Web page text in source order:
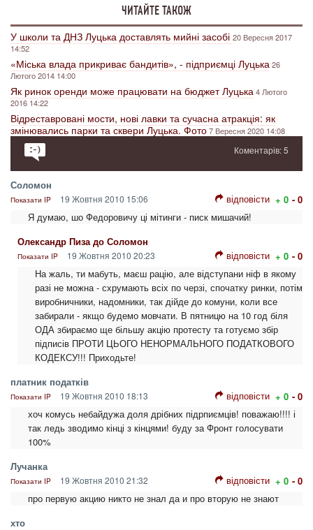
ЧИТАЙТЕ ТАКОЖ
У школи та ДНЗ Луцька доставлять мийні засобі 20 Вересня 2017
14:52
«Міська влада прикриває бандитів», - підприємці Луцька 26
Лютого 2014 14:00
Як ринок оренди може працювати на бюджет Луцька 4 Лютого
2016 14:22
Відреставровані мости, нові лавки та сучасна атракція: як
змінювались парки та сквери Луцька. Фото7 Вересня 2020 14:08
Коментарів: 5
Соломон
Показати IP 19 Жовтня 2010 15:06 відповісти + 0 - 0
Я думаю, шо Федоровичу ці мітинги - писк мишачий!
Олександр Пиза до Соломон
Показати IP 19 Жовтня 2010 20:23 відповісти + 0 - 0
На жаль, ти мабуть, маєш рацію, але відступани ніф в якому
разі не можна - схрумають всіх по черзі, спочатку ринки, потім
виробничники, надомники, так дійде до комуни, коли все
забирали - якщо будемо мовчати. В пятницю на 10 год біля
ОДА збираємо ще більшу акцію протесту та готуємо збір
підписів ПРОТИ ЦЬОГО НЕНОРМАЛЬНОГО ПОДАТКОВОГО
КОДЕКСУ!!! Приходьте!
платник податків
Показати IP 19 Жовтня 2010 18:13 відповісти + 0 - 0
хоч комусь небайдужа доля дрібних підрпиємців! поважаю!!!! і
так ледь зводимо кінці з кінцями! буду за Фронт голосувати
100%
Лучанка
Показати IP 19 Жовтня 2010 21:32 відповісти + 0 - 0
про первую акцию никто не знал да и про вторую не знают
хто